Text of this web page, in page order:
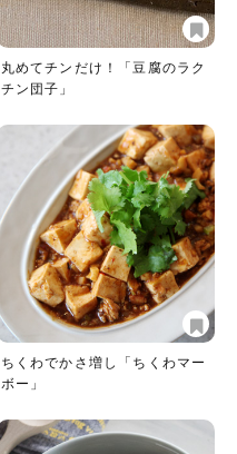
丸めてチンだけ！「豆腐のラク
チン団子」
ちくわでかさ増し「ちくわマー
ボー」